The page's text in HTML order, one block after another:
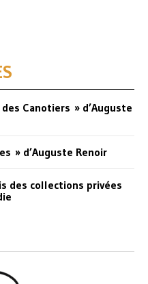
Canotiers » d’Auguste
» d’Auguste Renoir
des collections privées